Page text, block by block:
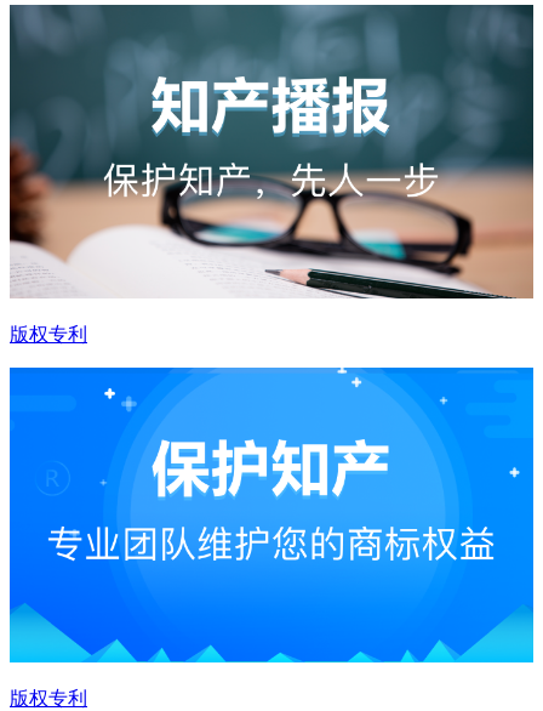
版权专利
版权专利